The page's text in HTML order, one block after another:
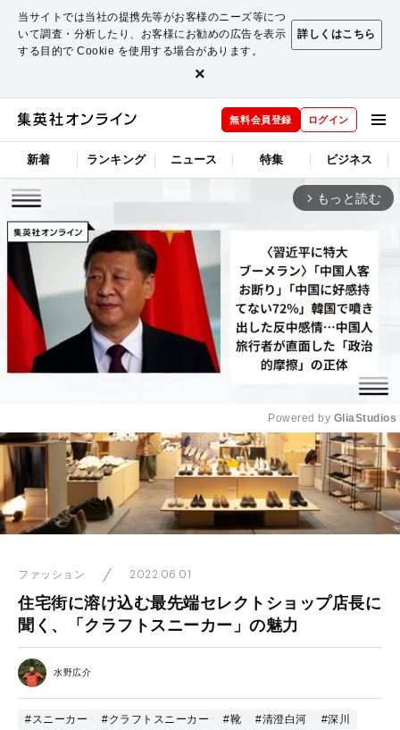
当サイトでは当社の提携先等がお客様のニーズ等につ
いて調査・分析したり、お客様にお勧めの広告を表示
する目的で Cookie を使用する場合があります。
詳しくはこちら
×
無料会員登録 ログイン
新着 ランキング ニュース 特集 ビジネス
arrow_forward_ios もっと読む
Mute
Powered by GliaStudios
ファッション 2022.06.01
住宅街に溶け込む最先端セレクトショップ店長に
聞く、「クラフトスニーカー」の魅力
水野広介
#スニーカー #クラフトスニーカー #靴 #清澄白河
#深川